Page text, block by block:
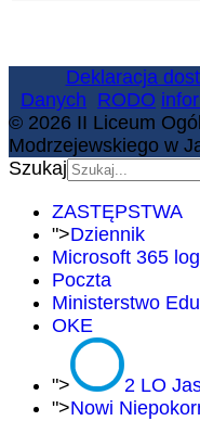
Deklaracja
Danych RODO
© 2026 II Liceum
Modrzejewskiego w
Szukaj
ZASTĘPSTWA
">Dziennik
Microsoft 365
Poczta
Ministerstwo
OKE
">
2 LO
">Nowi